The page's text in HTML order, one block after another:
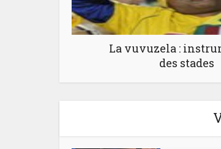
La vuvuzela :
des stades